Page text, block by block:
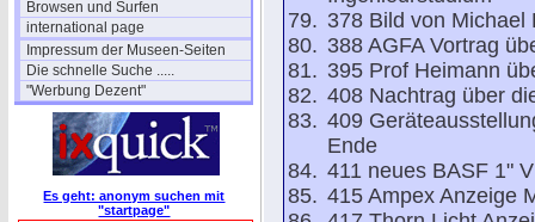
Browsen und Surfen
international page
Impressum der Museen-Seiten
Die schnelle Suche .....
"Werbung Dezent"
Es geht: anonym suchen mit
"startpage"
378 Bild von Michael
388 AGFA Vortrag
395 Prof Heimann
408 Nachtrag über
409
Ende
411 neues BASF 1"
415 Ampex Anzeige